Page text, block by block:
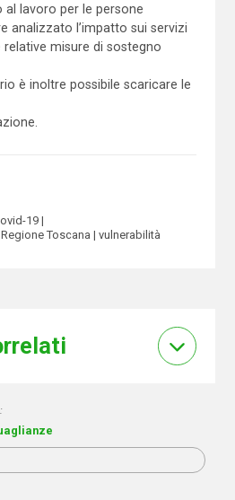
al lavoro per le persone
analizzato l’impatto sui servizi
relative misure di sostegno
è inoltre possibile scaricare le
19
Regione Toscana vulnerabilità